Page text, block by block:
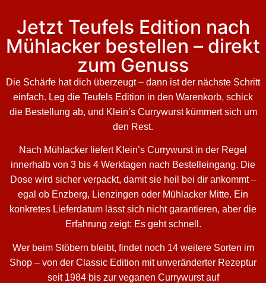
Jetzt Teufels Edition nach
Mühlacker bestellen – direkt
zum Genuss
Die Schärfe hat dich überzeugt – dann ist der nächste Schritt
einfach. Leg die Teufels Edition in den Warenkorb, schick
die Bestellung ab, und Klein’s Currywurst kümmert sich um
den Rest.
Nach Mühlacker liefert Klein’s Currywurst in der Regel
innerhalb von 3 bis 4 Werktagen nach Bestelleingang. Die
Dose wird sicher verpackt, damit sie heil bei dir ankommt –
egal ob Enzberg, Lienzingen oder Mühlacker Mitte. Ein
konkretes Lieferdatum lässt sich nicht garantieren, aber die
Erfahrung zeigt: Es geht schnell.
Wer beim Stöbern bleibt, findet noch 14 weitere Sorten im
Shop – von der Classic Edition mit unveränderter Rezeptur
seit 1984 bis zur veganen Currywurst auf